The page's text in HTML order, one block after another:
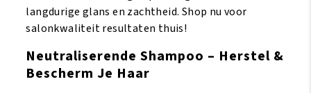
langdurige glans en zachtheid. Shop nu voor
salonkwaliteit resultaten thuis!
Neutraliserende Shampoo – Herstel &
Bescherm Je Haar